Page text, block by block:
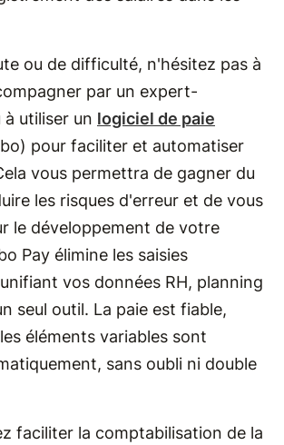
ou de difficulté, n'hésitez pas à
par un expert-
utiliser un logiciel de paie
pour faciliter et automatiser
vous permettra de gagner du
les risques d'erreur et de vous
le développement de votre
Pay élimine les saisies
vos données RH, planning
seul outil. La paie est fiable,
éléments variables sont
sans oubli ni double
faciliter la comptabilisation de la